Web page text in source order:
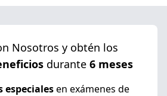
Nosotros y obtén los
durante 6 meses
especialesen exámenes de